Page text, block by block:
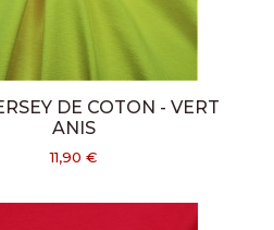
DE COTON - VERT
ANIS
11,90 €